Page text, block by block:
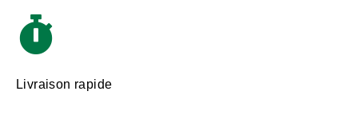
Livraison rapide